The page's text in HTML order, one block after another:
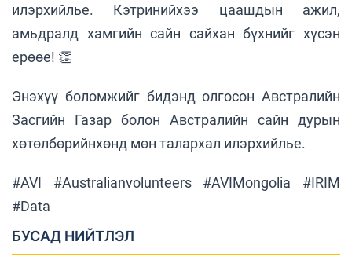
илэрхийлье. Кэтринийхээ цаашдын ажил,
амьдралд хамгийн сайн сайхан бүхнийг хүсэн
ерөөе! 👏
Энэхүү боломжийг бидэнд олгосон Австралийн
Засгийн Газар болон Австралийн сайн дурын
хөтөлбөрийнхөнд мөн талархал илэрхийлье.
#AVI #Australianvolunteers #AVIMongolia #IRIM
#Data
БУСАД НИЙТЛЭЛ